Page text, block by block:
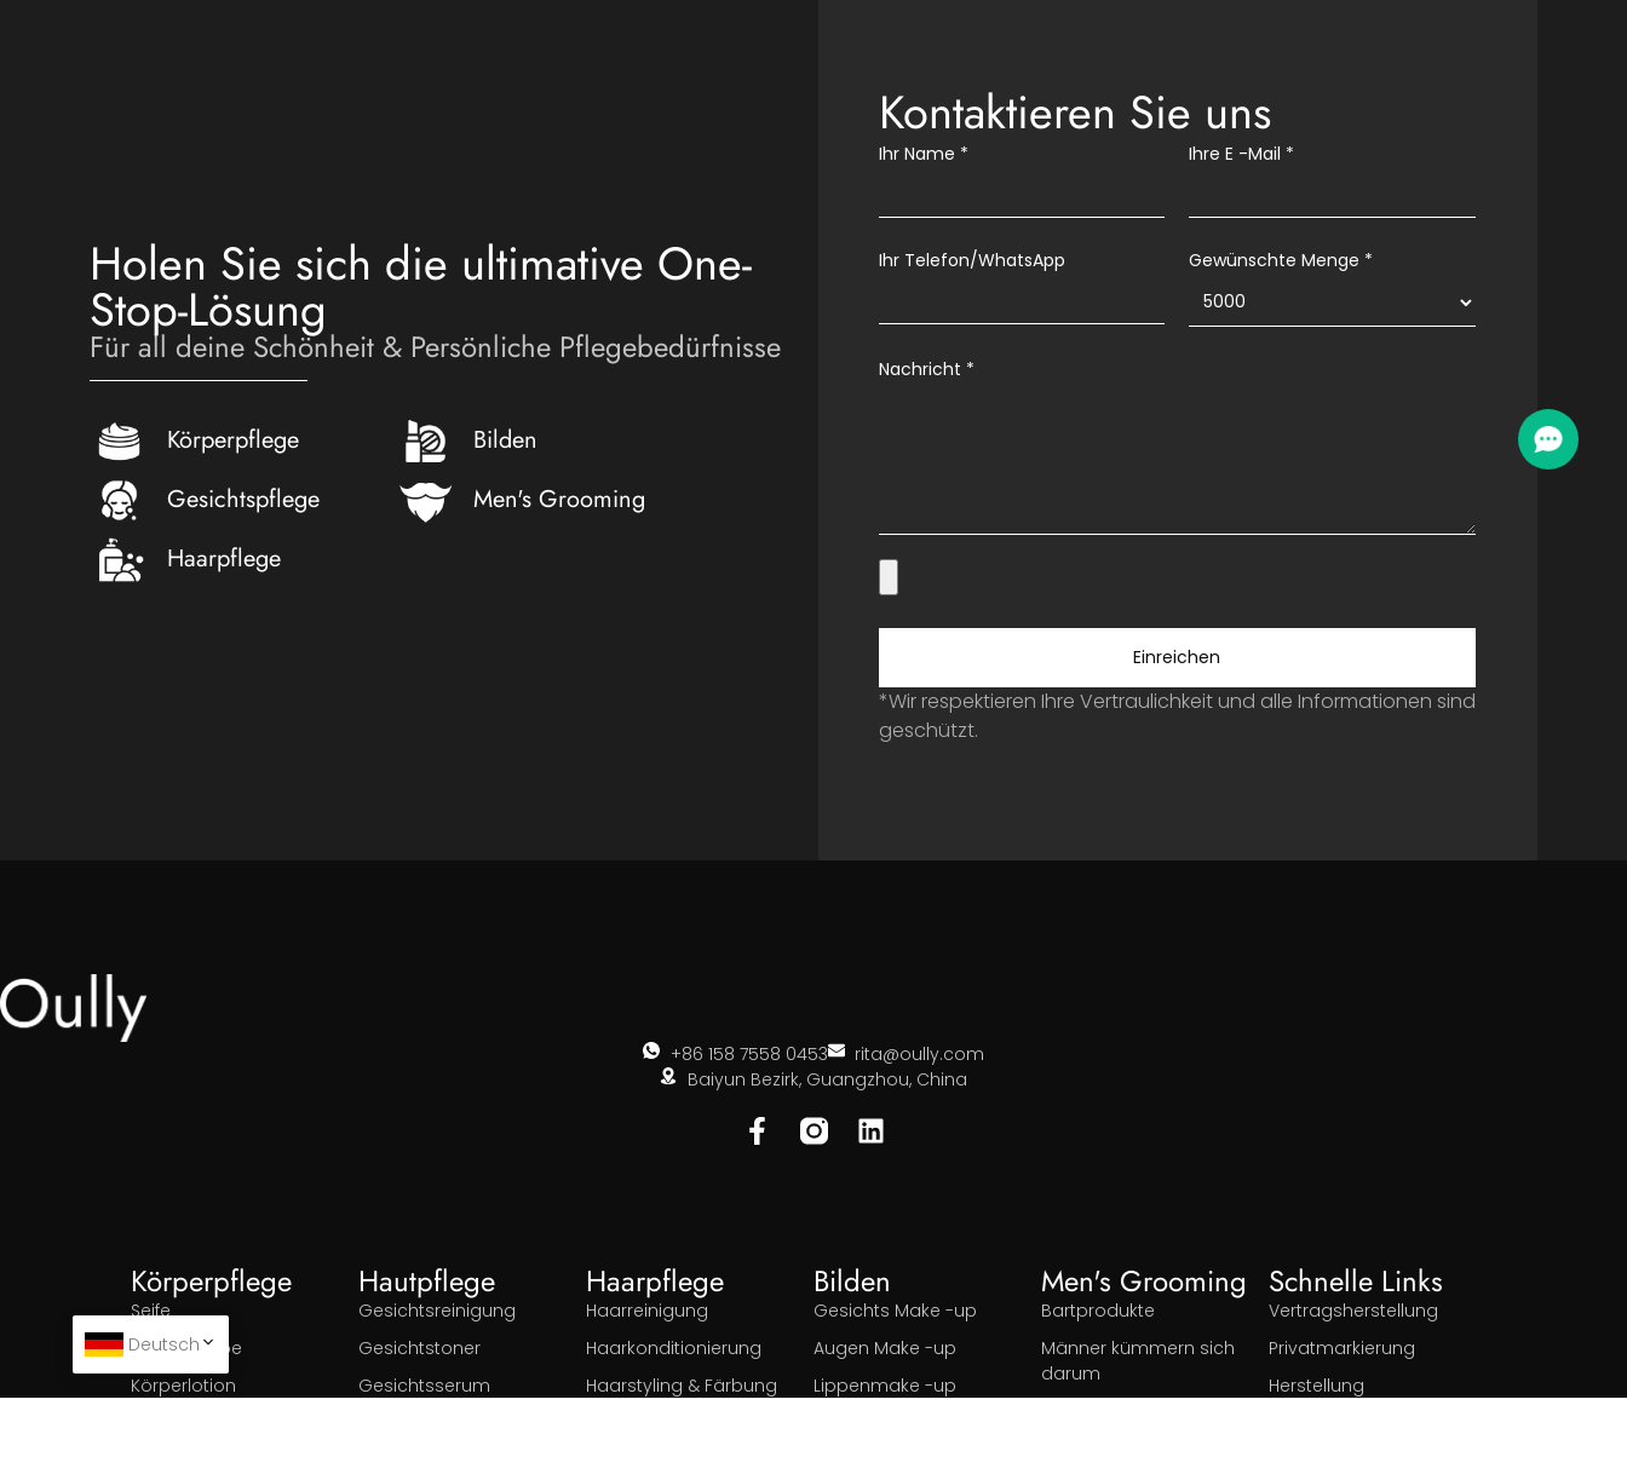
Holen Sie sich die ultimative One-
Stop-Lösung
Für all deine Schönheit & Persönliche Pflegebedürfnisse
Körperpflege
Bilden
Gesichtspflege
Men's Grooming
Haarpflege
Kontaktieren Sie uns
Ihr Name * Ihre E -Mail *
Ihr Telefon/WhatsApp Gewünschte Menge *
Nachricht *
Einreichen
*Wir respektieren Ihre Vertraulichkeit und alle Informationen sind
geschützt.
+86 158 7558 0453
rita@oully.com
Baiyun Bezirk, Guangzhou, China
Körperpflege
Seife
Badebombe
Körperlotion
Hautpflege
Gesichtsreinigung
Gesichtstoner
Gesichtsserum
Haarpflege
Haarreinigung
Haarkonditionierung
Haarstyling & Färbung
Bilden
Gesichts Make -up
Augen Make -up
Lippenmake -up
Men's Grooming
Bartprodukte
Männer kümmern sich
darum
Schnelle Links
Vertragsherstellung
Privatmarkierung
Herstellung
Deutsch